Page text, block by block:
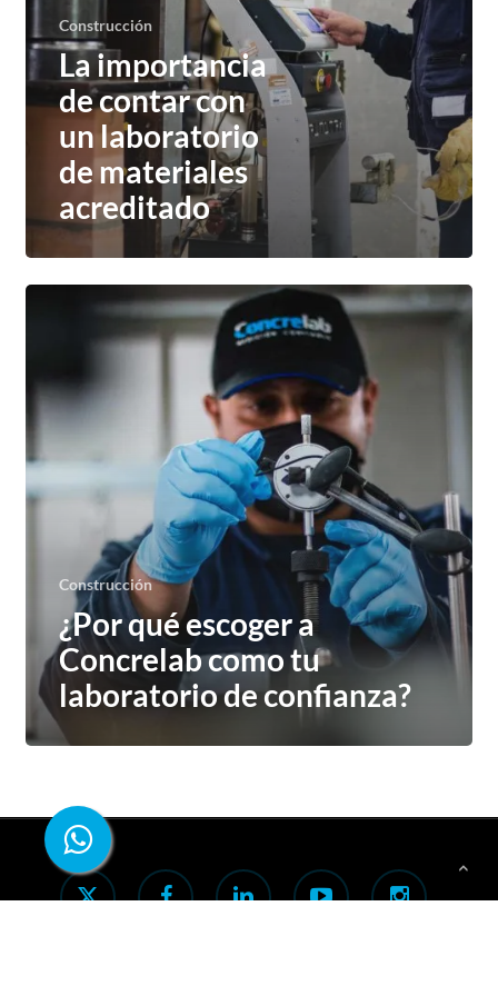
de
materiales
acreditado
Construcción
La importancia
de contar con
un laboratorio
de materiales
acreditado
Concrelab
como
tu
confianza?
Construcción
¿Por qué escoger a
Concrelab como tu
laboratorio de confianza?
x-
twitter
facebook linkedin youtube instagram